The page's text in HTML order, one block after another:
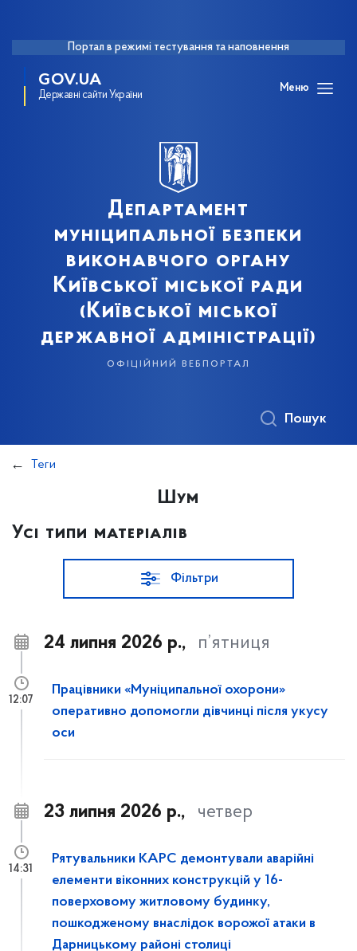
Портал в режимі тестування та наповнення
GOV.UA
Державні сайти України
Меню
Департамент
муніципальної безпеки
виконавчого органу
Київської міської ради
(Київської міської
державної адміністрації)
офіційний вебпортал
Пошук
Теги
Шум
Усі типи матеріалів
Фільтри
24 липня 2026 р., п’ятниця
Працівники «Муніципальної охорони»
оперативно допомогли дівчинці після укусу
оси
12:07
23 липня 2026 р., четвер
Рятувальники КАРС демонтували аварійні
елементи віконних конструкцій у 16-
поверховому житловому будинку,
пошкодженому внаслідок ворожої атаки в
Дарницькому районі столиці
14:31